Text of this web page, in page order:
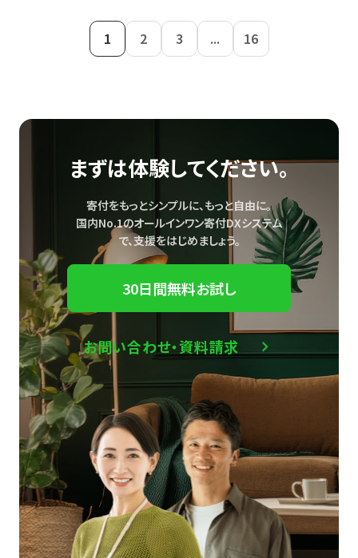
1 2 3 ... 16
まずは体験してください。
寄付をもっとシンプルに、もっと自由に。
国内No.1のオールインワン寄付DXシステム
で、支援をはじめましょう。
30日間無料お試し
お問い合わせ・資料請求